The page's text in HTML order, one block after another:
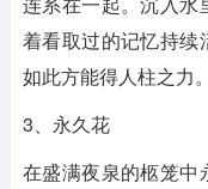
着看取过的记忆持续
如此方能得人柱之力。
3、永久花
在盛满夜泉的柩笼中